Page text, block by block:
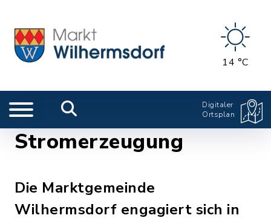
14 °C
Digitaler
Ortsplan
Stromerzeugung
Die Marktgemeinde
Wilhermsdorf engagiert sich in